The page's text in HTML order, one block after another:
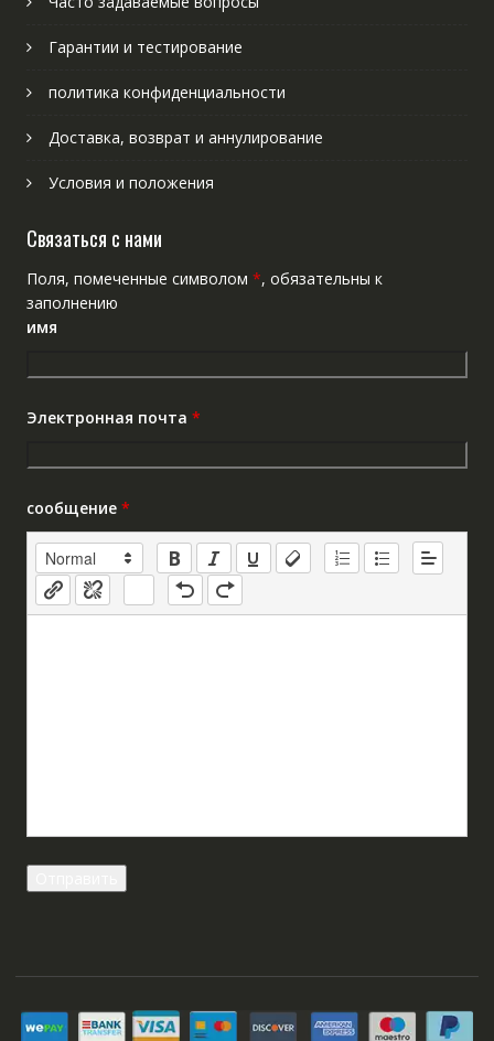
Гарантии и тестирование
политика конфиденциальности
Доставка, возврат и аннулирование
Условия и положения
Связаться с нами
Поля, помеченные символом *, обязательны к
заполнению
имя
Электронная почта *
сообщение *